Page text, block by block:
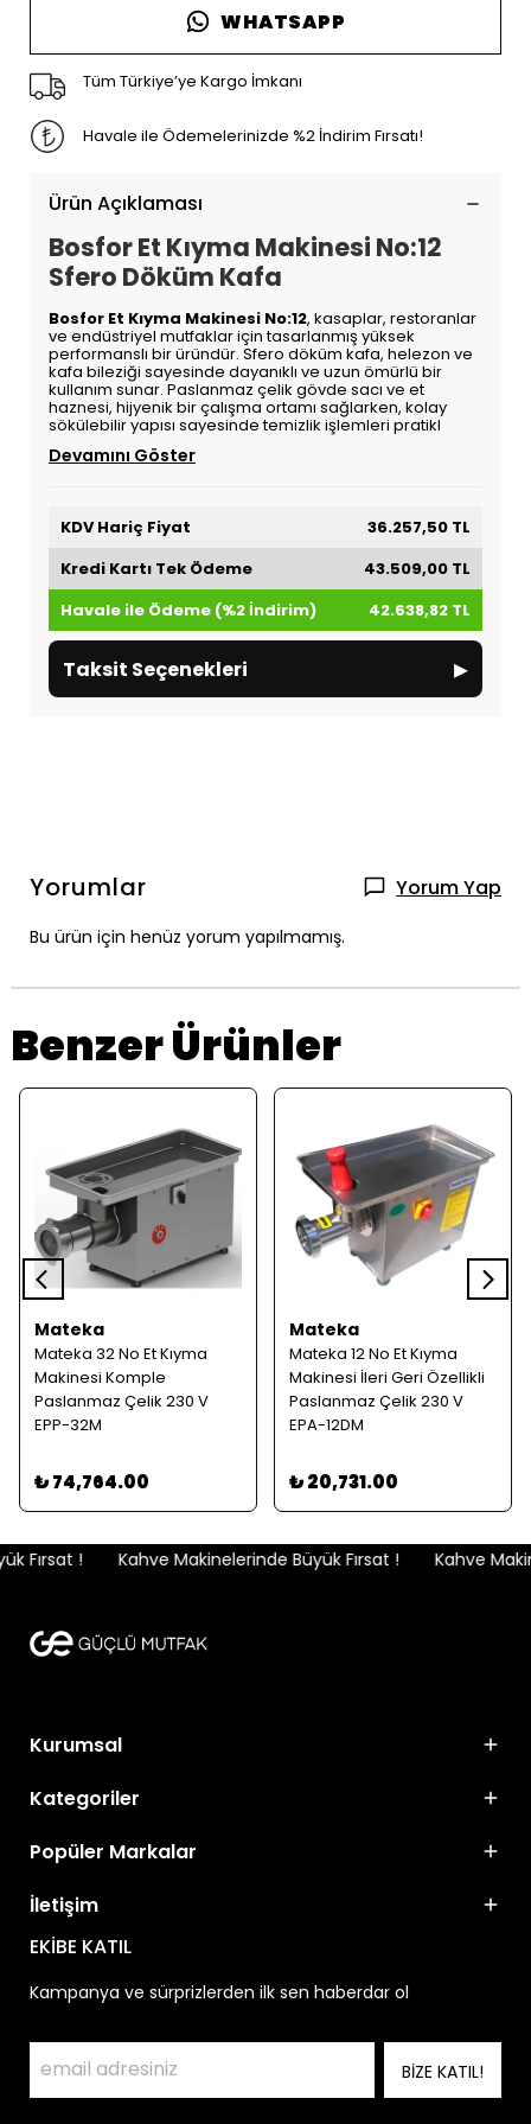
WHATSAPP
Tüm Türkiye’ye Kargo İmkanı
Havale ile Ödemelerinizde %2 İndirim Fırsatı!
Ürün Açıklaması
Bosfor Et Kıyma Makinesi No:12
Sfero Döküm Kafa
Bosfor Et Kıyma Makinesi No:12, kasaplar, restoranlar
ve endüstriyel mutfaklar için tasarlanmış yüksek
performanslı bir üründür. Sfero döküm kafa, helezon ve
kafa bileziği sayesinde dayanıklı ve uzun ömürlü bir
kullanım sunar. Paslanmaz çelik gövde sacı ve et
haznesi, hijyenik bir çalışma ortamı sağlarken, kolay
sökülebilir yapısı sayesinde temizlik işlemleri pratikl
Devamını Göster
KDV Hariç Fiyat
36.257,50 TL
Kredi Kartı Tek Ödeme
43.509,00 TL
Havale ile Ödeme (%2 İndirim)
42.638,82 TL
Taksit Seçenekleri ▸
Yorumlar Yorum Yap
Bu ürün için henüz yorum yapılmamış.
Benzer Ürünler
Mateka
Mateka 32 No Et Kıyma
Makinesi Komple
Paslanmaz Çelik 230 V
EPP-32M
₺ 74,764.00
Mateka
Mateka 12 No Et Kıyma
Makinesi İleri Geri Özellikli
Paslanmaz Çelik 230 V
EPA-12DM
₺ 20,731.00
Fırsat ! Kahve Makinelerinde Büyük Fırsat ! Kahve
Kurumsal
Kategoriler
Popüler Markalar
İletişim
EKİBE KATIL
Kampanya ve sürprizlerden ilk sen haberdar ol
BİZE KATIL!